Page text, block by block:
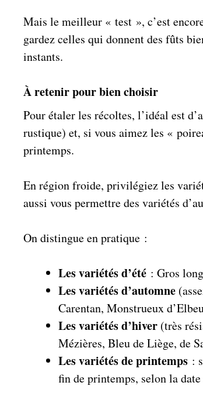
Mais le meilleur « test », c’est
gardez celles qui donnent des fûts
instants.
À retenir pour bien choisir
Pour étaler les récoltes, l’idéal est
rustique) et, si vous aimez les «
printemps.
En région froide, privilégiez les
aussi vous permettre des variétés
On distingue en pratique :
Les variétés d’été : Gros
Les variétés d’automne
Carentan, Monstrueux
Les variétés d’hiver (très
Mézières, Bleu de Liège, de
Les variétés de printemps :
fin de printemps, selon la